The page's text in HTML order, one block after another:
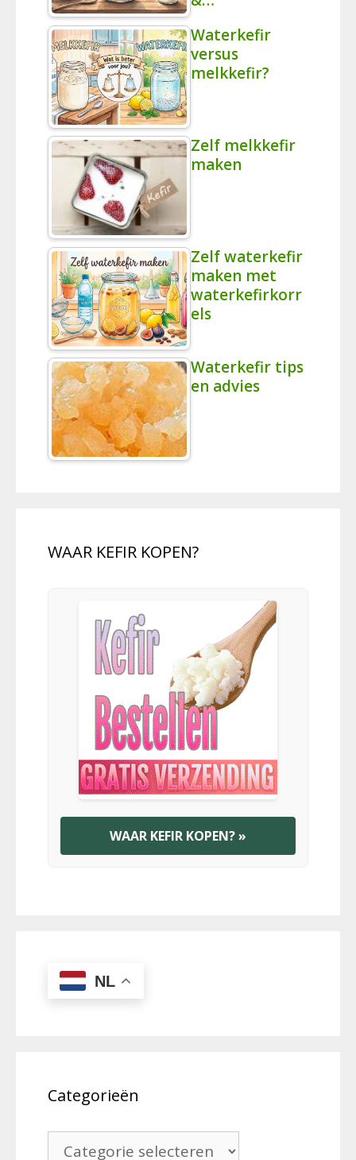
Waterkefir
versus
melkkefir?
Zelf melkkefir
maken
Zelf waterkefir
maken met
waterkefirkorr
els
Waterkefir tips
en advies
WAAR KEFIR KOPEN?
WAAR KEFIR KOPEN? »
NL
Categorieën
Categorieën